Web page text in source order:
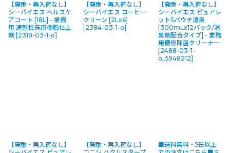
【廃番・再入荷なし】
シーバイエス ヘルスケ
アコート [18L] - 業務
用 速乾性床用樹脂仕上
剤 [2318-03-1-o]
【廃番・再入荷なし】
シーバイエス コーヒー
クリーン [2Lx6]
[2384-03-1-o]
【廃番・再入荷なし】
シーバイエス ピュアレ
ットSパウチ消臭
[300mLx12パック/消
臭剤配合タイプ] - 業務
用便座除菌クリーナー
[2488-03-1-
o_5948212]
【廃番・再入荷なし】
【廃番・再入荷なし】
■送料無料・5缶以上